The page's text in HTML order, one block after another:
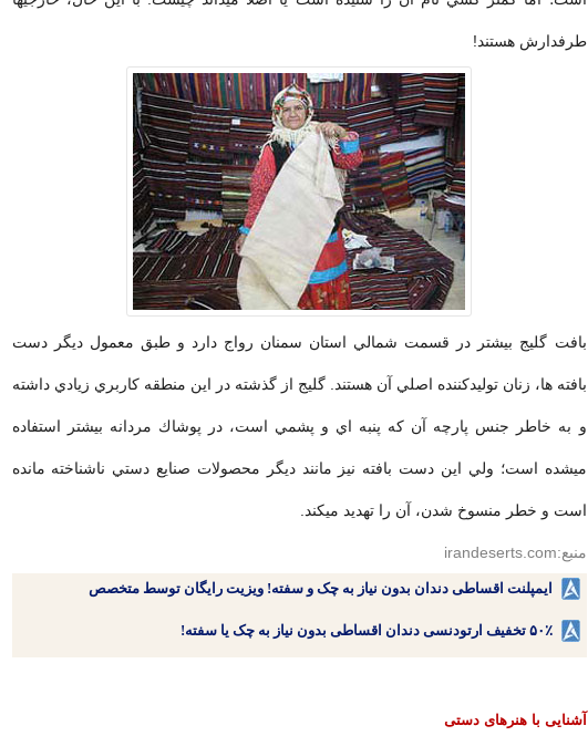
طرفدارش هستند!
بافت گليج بيشتر در قسمت شمالي استان سمنان رواج دارد و طبق معمول ديگر دست
بافته ها، زنان توليدكننده اصلي آن هستند. گليج از گذشته در اين منطقه كاربري زيادي داشته
و به خاطر جنس پارچه آن كه پنبه اي و پشمي است، در پوشاك مردانه بيشتر استفاده
ميشده است؛ ولي اين دست بافته نيز مانند ديگر محصولات صنايع دستي ناشناخته مانده
است و خطر منسوخ شدن، آن را تهديد ميكند.
منبع:irandeserts.com
ایمپلنت اقساطی دندان بدون نیاز به چک و سفته! ویزیت رایگان توسط متخصص
۵۰٪ تخفیف ارتودنسی دندان اقساطی بدون نیاز به چک یا سفته!
آشنایی با هنرهای دستی